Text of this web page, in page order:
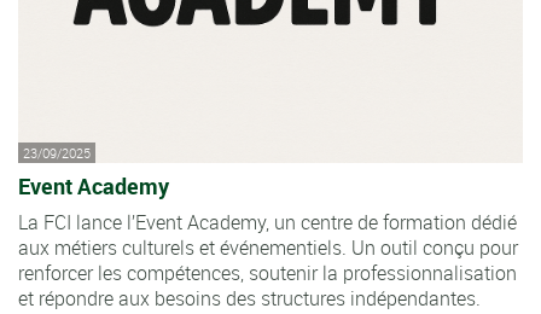
23/09/2025
Event Academy
La FCI lance l’Event Academy, un centre de formation dédié
aux métiers culturels et événementiels. Un outil conçu pour
renforcer les compétences, soutenir la professionnalisation
et répondre aux besoins des structures indépendantes.